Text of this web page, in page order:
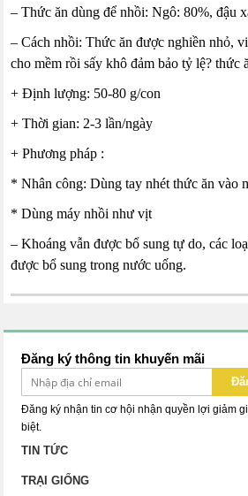
– Thức ăn dùng để nhồi: Ngô: 80%, đậu
– Cách nhồi: Thức ăn được nghiền nhỏ,
cho mềm rồi sấy khô đảm bảo tỷ lệ? thức
+ Định lượng: 50-80 g/con
+ Thời gian: 2-3 lần/ngày
+ Phương pháp :
* Nhân công: Dùng tay nhét thức ăn vào
* Dùng máy nhồi như vịt
– Khoáng vẫn được bổ sung tự do, các
được bổ sung trong nước uống.
Đăng ký thông tin khuyến mãi
Đăng ký nhận tin cơ hội nhận quyền lợi giảm
biệt.
TIN TỨC
TRẠI GIỐNG